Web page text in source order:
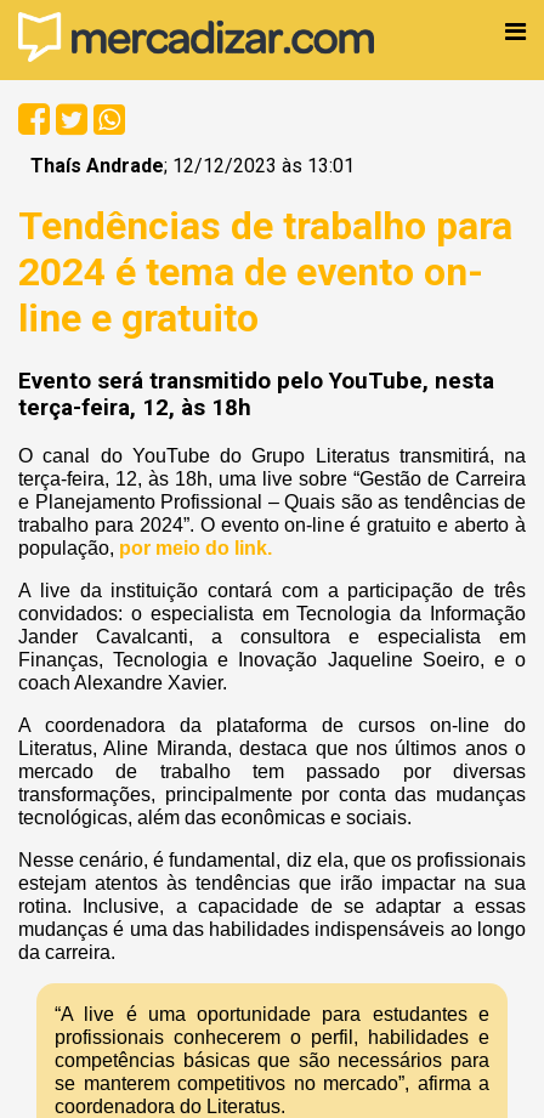
Thaís Andrade; 12/12/2023 às 13:01
Tendências de trabalho para
2024 é tema de evento on-
line e gratuito
Evento será transmitido pelo YouTube, nesta
terça-feira, 12, às 18h
O canal do YouTube do Grupo Literatus transmitirá, na
terça-feira, 12, às 18h, uma live sobre “Gestão de Carreira
e Planejamento Profissional – Quais são as tendências de
trabalho para 2024”. O evento on-line é gratuito e aberto à
população, por meio do link.
A live da instituição contará com a participação de três
convidados: o especialista em Tecnologia da Informação
Jander Cavalcanti, a consultora e especialista em
Finanças, Tecnologia e Inovação Jaqueline Soeiro, e o
coach Alexandre Xavier.
A coordenadora da plataforma de cursos on-line do
Literatus, Aline Miranda, destaca que nos últimos anos o
mercado de trabalho tem passado por diversas
transformações, principalmente por conta das mudanças
tecnológicas, além das econômicas e sociais.
Nesse cenário, é fundamental, diz ela, que os profissionais
estejam atentos às tendências que irão impactar na sua
rotina. Inclusive, a capacidade de se adaptar a essas
mudanças é uma das habilidades indispensáveis ao longo
da carreira.
“A live é uma oportunidade para estudantes e
profissionais conhecerem o perfil, habilidades e
competências básicas que são necessários para
se manterem competitivos no mercado”, afirma a
coordenadora do Literatus.